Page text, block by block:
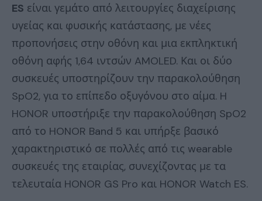
ES είναι γεμάτο από λειτουργίες διαχείρισης
υγείας και φυσικής κατάστασης, με νέες
προπονήσεις στην οθόνη και μια εκπληκτική
οθόνη αφής 1,64 ιντσών AMOLED. Και οι δύο
συσκευές υποστηρίζουν την παρακολούθηση
SpO2, για το επίπεδο οξυγόνου στο αίμα. H
HONOR υποστήριξε την παρακολούθηση SpO2
από το HONOR Band 5 και υπήρξε βασικό
χαρακτηριστικό σε πολλές από τις wearable
συσκευές της εταιρίας, συνεχίζοντας με τα
τελευταία HONOR GS Pro και HONOR Watch ES.